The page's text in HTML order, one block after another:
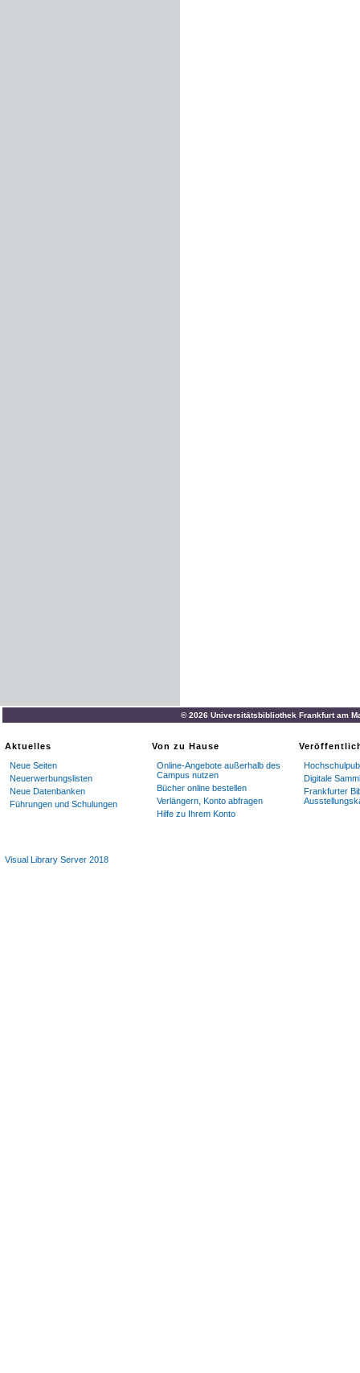
© 2026 Universitätsbibliothek Frankfurt am
Aktuelles
Neue Seiten
Neuerwerbungslisten
Neue Datenbanken
Führungen und Schulungen
Von zu Hause
Online-Angebote außerhalb des
Campus nutzen
Bücher online bestellen
Verlängern, Konto abfragen
Hilfe zu Ihrem Konto
Digitale
Frankfurter
Visual Library Server 2018